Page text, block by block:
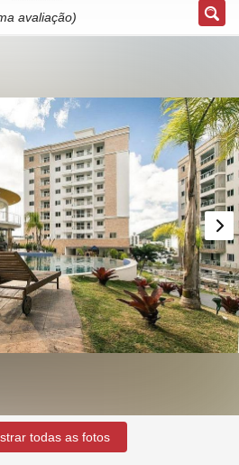
avaliação)
todas as fotos